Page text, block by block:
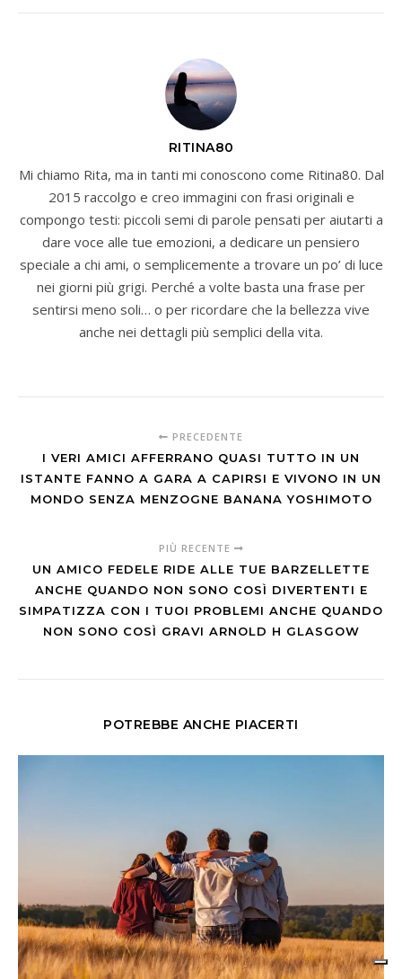
RITINA80
Mi chiamo Rita, ma in tanti mi conoscono come Ritina80. Dal
2015 raccolgo e creo immagini con frasi originali e
compongo testi: piccoli semi di parole pensati per aiutarti a
dare voce alle tue emozioni, a dedicare un pensiero
speciale a chi ami, o semplicemente a trovare un po’ di luce
nei giorni più grigi. Perché a volte basta una frase per
sentirsi meno soli… o per ricordare che la bellezza vive
anche nei dettagli più semplici della vita.
PRECEDENTE
I VERI AMICI AFFERRANO QUASI TUTTO IN UN
ISTANTE FANNO A GARA A CAPIRSI E VIVONO IN UN
MONDO SENZA MENZOGNE BANANA YOSHIMOTO
PIÙ RECENTE
UN AMICO FEDELE RIDE ALLE TUE BARZELLETTE
ANCHE QUANDO NON SONO COSÌ DIVERTENTI E
SIMPATIZZA CON I TUOI PROBLEMI ANCHE QUANDO
NON SONO COSÌ GRAVI ARNOLD H GLASGOW
POTREBBE ANCHE PIACERTI